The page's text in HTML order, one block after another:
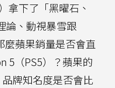
拿下了「黑曜石、
論、動視暴雪跟
蘋果銷量是否會直
5（PS5）？蘋果的
品牌知名度是否會比